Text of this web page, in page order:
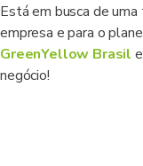
Está em busca de
empresa e para o
GreenYellow Brasil
negócio!